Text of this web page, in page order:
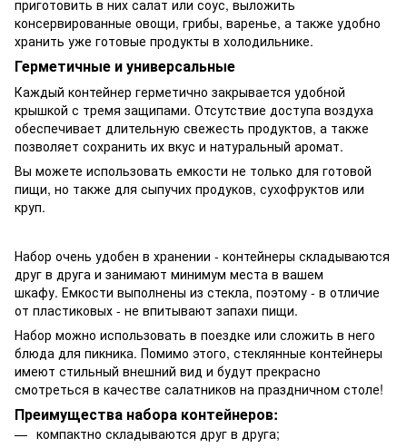
приготовить в них салат или соус, выложить
консервированные овощи, грибы, варенье, а также удобно
хранить уже готовые продукты в холодильнике.
Герметичные и универсальные
Каждый контейнер герметично закрывается удобной
крышкой с тремя защипами. Отсутствие доступа воздуха
обеспечивает длительную свежесть продуктов, а также
позволяет сохранить их вкус и натуральный аромат.
Вы можете использовать емкости не только для готовой
пищи, но также для сыпучих продуков, сухофруктов или
круп.
Набор очень удобен в хранении - контейнеры складываются
друг в друга и занимают минимум места в вашем
шкафу. Емкости выполнены из стекла, поэтому - в отличие
от пластиковых - не впитывают запахи пищи.
Набор можно использовать в поездке или сложить в него
блюда для пикника. Помимо этого, стеклянные контейнеры
имеют стильный внешний вид и будут прекрасно
смотреться в качестве салатников на праздничном столе!
Преимущества набора контейнеров:
компактно складываются друг в друга;